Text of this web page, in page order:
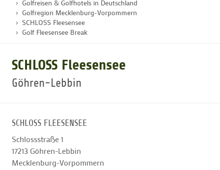
GOLFHOTELS
GOLFARRANGEMENTS
GOLF & WOMO
MALLORCA GOLFWOCHE
Golfreisen & Golfhotels in Deutschland
Golfregion Mecklenburg-Vorpommern
SCHLOSS Fleesensee
Golf Fleesensee Break
SCHLOSS Fleesensee
Göhren-Lebbin
SCHLOSS FLEESENSEE
Schlossstraße 1
17213 Göhren-Lebbin
Mecklenburg-Vorpommern